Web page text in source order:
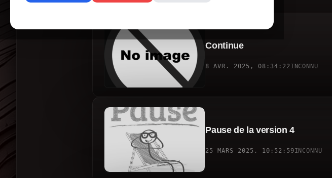
Continue
8 AVR. 2025, 08:34:22 INCONNU
Pause de la version 4
25 MARS 2025, 10:52:59INCONNU